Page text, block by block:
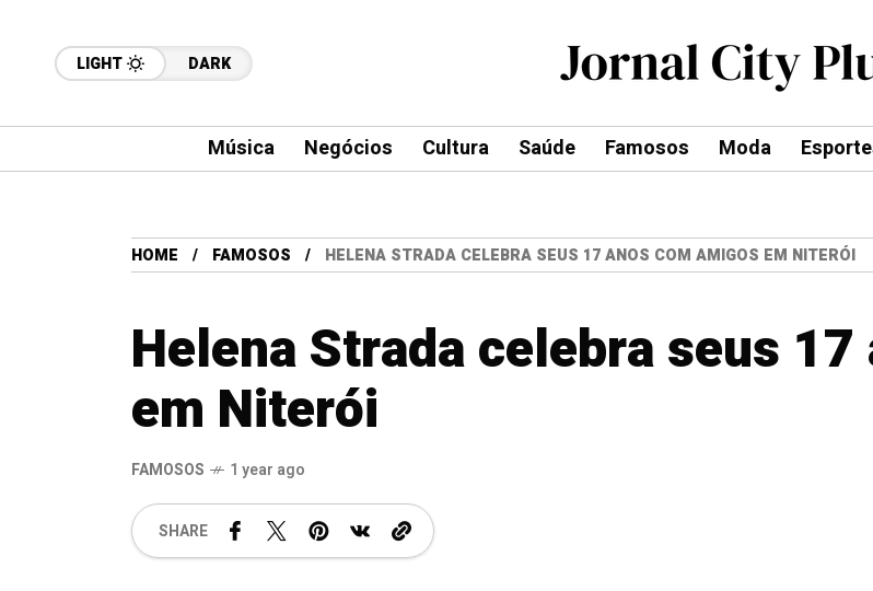
LIGHT DARK
Música Negócios Cultura Saúde Famosos Moda
HOME FAMOSOS HELENA STRADA CELEBRA SEUS 17 ANOS COM AMIGOS EM NITERÓI
Helena Strada celebra seus
em Niterói
FAMOSOS 1 year ago
SHARE